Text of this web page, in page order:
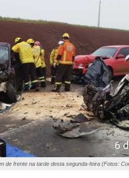
de frente na tarde desta segunda-feira (Fotos: